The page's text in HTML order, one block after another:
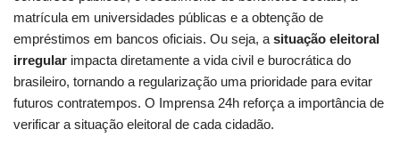
matrícula em universidades públicas e a obtenção de
empréstimos em bancos oficiais. Ou seja, a situação eleitoral
irregular impacta diretamente a vida civil e burocrática do
brasileiro, tornando a regularização uma prioridade para evitar
futuros contratempos. O Imprensa 24h reforça a importância de
verificar a situação eleitoral de cada cidadão.